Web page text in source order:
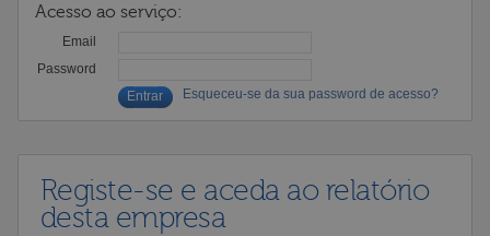
Acesso ao serviço:
Email
Password
Esqueceu-se da sua password de acesso?
Registe-se e aceda ao relatório
desta empresa